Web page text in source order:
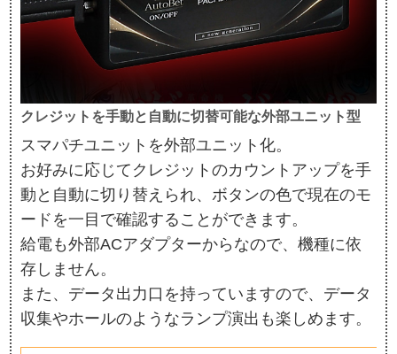
クレジットを手動と自動に切替可能な外部ユニット型
スマパチユニットを外部ユニット化。
お好みに応じてクレジットのカウントアップを手
動と自動に切り替えられ、ボタンの色で現在のモ
ードを一目で確認することができます。
給電も外部ACアダプターからなので、機種に依
存しません。
また、データ出力口を持っていますので、データ
収集やホールのようなランプ演出も楽しめます。